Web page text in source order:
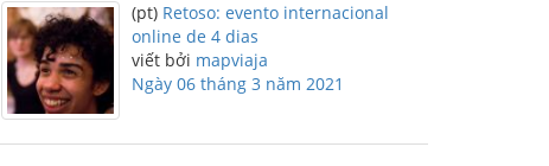
(pt) Retoso: evento internacional
online de 4 dias
viết bởi mapviaja
Ngày 06 tháng 3 năm 2021